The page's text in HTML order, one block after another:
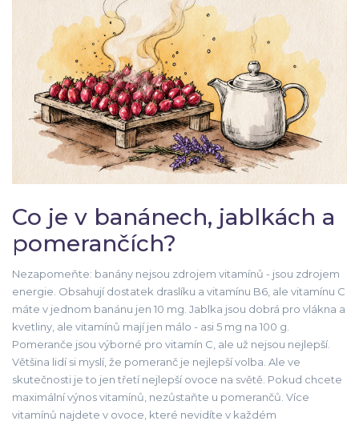
Co je v banánech, jablkách a
pomerančích?
Nezapomeňte: banány nejsou zdrojem vitamínů - jsou zdrojem
energie. Obsahují dostatek draslíku a vitamínu B6, ale vitamínu C
máte v jednom banánu jen 10 mg. Jablka jsou dobrá pro vlákna a
kvetliny, ale vitamínů mají jen málo - asi 5 mg na 100 g.
Pomeranče jsou výborné pro vitamín C, ale už nejsou nejlepší.
Většina lidí si myslí, že pomeranč je nejlepší volba. Ale ve
skutečnosti je to jen třetí nejlepší ovoce na světě. Pokud chcete
maximální výnos vitamínů, nezůstaňte u pomerančů. Více
vitamínů najdete v ovoce, které nevidíte v každém